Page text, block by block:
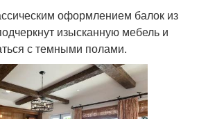
оформлением балок из
изысканную мебель и
с темными полами.